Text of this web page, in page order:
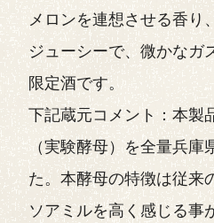
メロンを連想させる香り
ジューシーで、微かなガ
限定酒です。
下記蔵元コメント：本製
（実験酵母）を全量兵庫
た。本酵母の特徴は従来
ソアミルを高く感じる事